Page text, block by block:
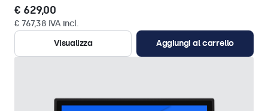
€ 629,00
€ 767,38 IVA incl.
Visualizza
Aggiungi al carrello